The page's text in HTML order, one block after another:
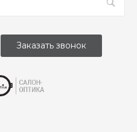
Заказать звонок